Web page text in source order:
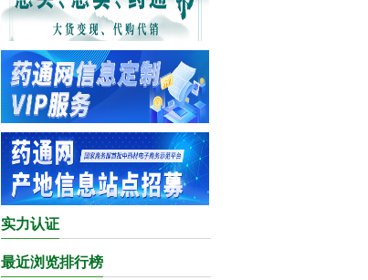
实力认证
最近浏览排行榜